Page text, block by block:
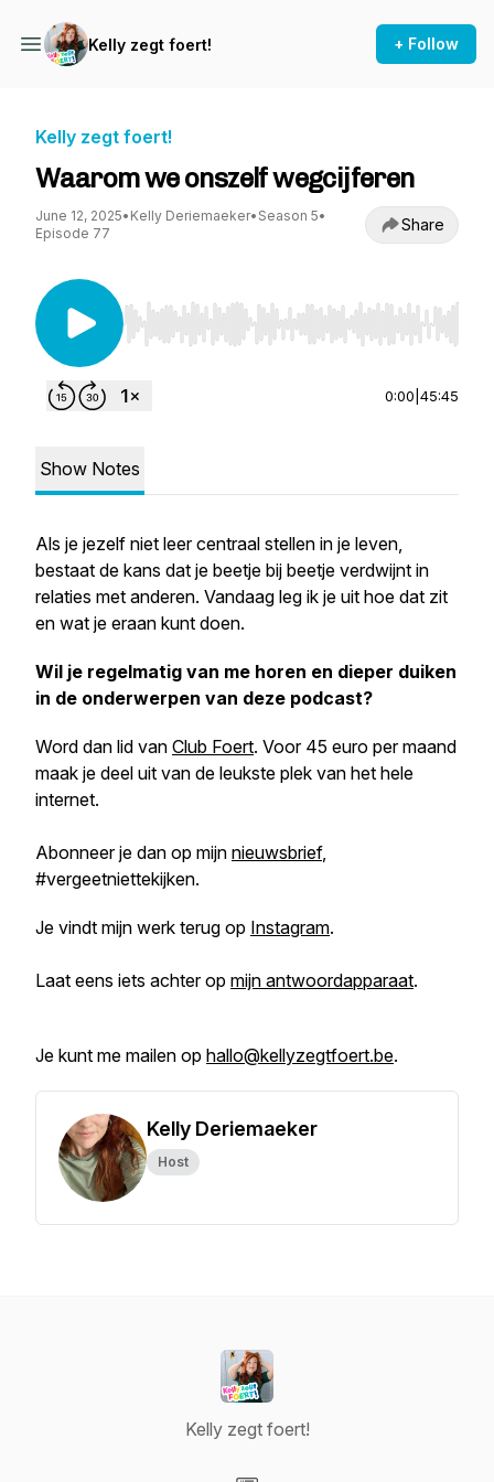
Kelly zegt foert! + Follow
Kelly zegt foert!
Waarom we onszelf wegcijferen
June 12, 2025• Kelly Deriemaeker• Season 5•
Episode 77
Share
Use Left/Right to seek, Home/End to jump to
0:00 45:45
Show Notes
Als je jezelf niet leer centraal stellen in je leven,
bestaat de kans dat je beetje bij beetje verdwijnt in
relaties met anderen. Vandaag leg ik je uit hoe dat zit
en wat je eraan kunt doen.
Wil je regelmatig van me horen en dieper duiken
in de onderwerpen van deze podcast?
Word dan lid van Club Foert. Voor 45 euro per maand
maak je deel uit van de leukste plek van het hele
internet.
Abonneer je dan op mijn nieuwsbrief,
#vergeetniettekijken.
Je vindt mijn werk terug op Instagram.
Laat eens iets achter op mijn antwoordapparaat.
Je kunt me mailen op hallo@kellyzegtfoert.be.
Kelly Deriemaeker
Host
Kelly zegt foert!